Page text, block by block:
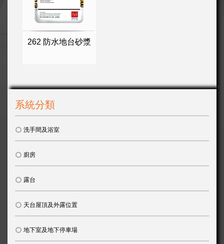
262 防水地台砂漿
系統分類
洗手間及浴室
廚房
露台
天台屋頂及外露位置
地下室及地下停車場